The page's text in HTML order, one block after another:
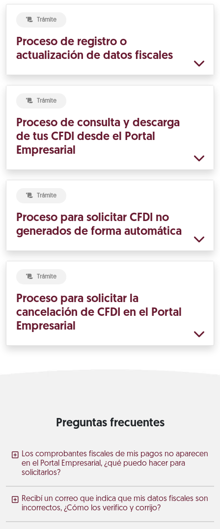
Trámite
Proceso de registro o
actualización de datos fiscales
Trámite
Proceso de consulta y descarga
de tus CFDI desde el Portal
Empresarial
Trámite
Proceso para solicitar CFDI no
generados de forma automática
Trámite
Proceso para solicitar la
cancelación de CFDI en el Portal
Empresarial
Preguntas frecuentes
Los comprobantes fiscales de mis pagos no aparecen
en el Portal Empresarial, ¿qué puedo hacer para
solicitarlos?
Recibí un correo que indica que mis datos fiscales son
incorrectos, ¿Cómo los verifico y corrijo?